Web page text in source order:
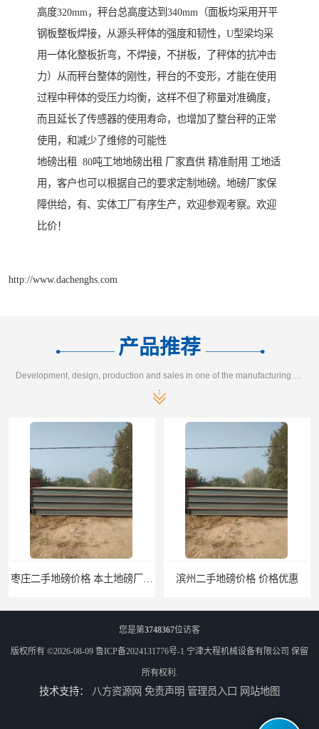
高度320mm，秤台总高度达到340mm（面板均采用开平
钢板整板焊接，从源头秤体的强度和韧性，U型梁均采
用一体化整板折弯，不焊接，不拼板，了秤体的抗冲击
力）从而秤台整体的刚性，秤台的不变形，才能在使用
过程中秤体的受压力均衡，这样不但了称量对准确度，
而且延长了传感器的使用寿命，也增加了整台秤的正常
使用，和减少了维修的可能性
地磅出租 80吨工地地磅出租 厂家直供 精准耐用 工地适
用，客户也可以根据自己的要求定制地磅。地磅厂家保
障供给，有、实体工厂有序生产，欢迎参观考察。欢迎
比价！
http://www.dachenghs.com
产品推荐
滨州二手地磅价格 价格优惠
您是第3748367位访客
版权所有 ©2026-08-09 鲁ICP备2024131776号-1 宁津大程机械设备有限公司 保留
所有权利.
技术支持： 八方资源网 免责声明 管理员入口 网站地图